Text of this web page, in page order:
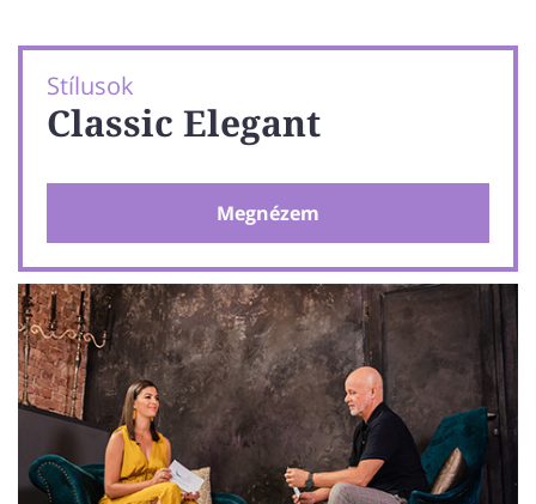
Stílusok
Classic Elegant
Megnézem